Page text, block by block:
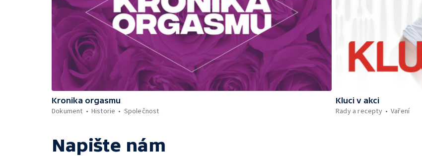
Kronika orgasmu
Dokument
Historie Společnost
Kluci v akci
Rady a recepty
Vaření
Napište nám